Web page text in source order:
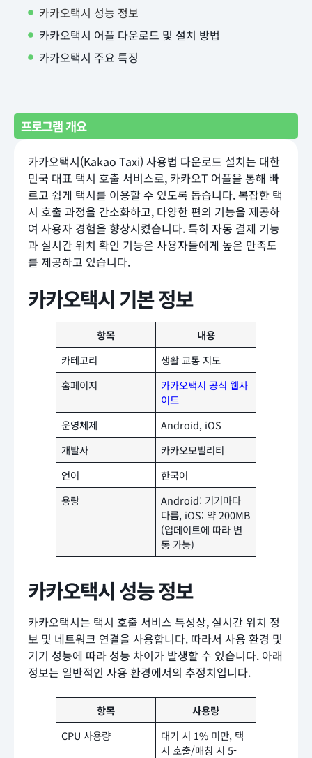
카카오택시 성능 정보
카카오택시 어플 다운로드 및 설치 방법
카카오택시 주요 특징
프로그램 개요
카카오택시(Kakao Taxi) 사용법 다운로드 설치는 대한
민국 대표 택시 호출 서비스로, 카카오T 어플을 통해 빠
르고 쉽게 택시를 이용할 수 있도록 돕습니다. 복잡한 택
시 호출 과정을 간소화하고, 다양한 편의 기능을 제공하
여 사용자 경험을 향상시켰습니다. 특히 자동 결제 기능
과 실시간 위치 확인 기능은 사용자들에게 높은 만족도
를 제공하고 있습니다.
카카오택시 기본 정보
항목
내용
카테고리
생활 교통 지도
홈페이지
카카오택시 공식 웹사
이트
운영체제
Android, iOS
개발사
카카오모빌리티
언어
한국어
용량
Android: 기기마다
다름, iOS: 약 200MB
(업데이트에 따라 변
동 가능)
카카오택시 성능 정보
카카오택시는 택시 호출 서비스 특성상, 실시간 위치 정
보 및 네트워크 연결을 사용합니다. 따라서 사용 환경 및
기기 성능에 따라 성능 차이가 발생할 수 있습니다. 아래
정보는 일반적인 사용 환경에서의 추정치입니다.
항목
사용량
CPU 사용량
대기 시 1% 미만, 택
시 호출/매칭 시 5-